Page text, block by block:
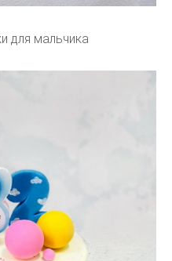
для мальчика